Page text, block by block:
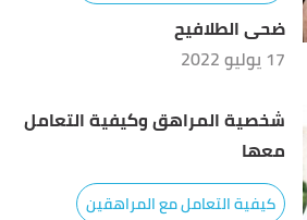
ضحى الطلافيح
17 يوليو 2022
شخصية المراهق وكيفية التعامل
معها
كيفية التعامل مع المراهقين